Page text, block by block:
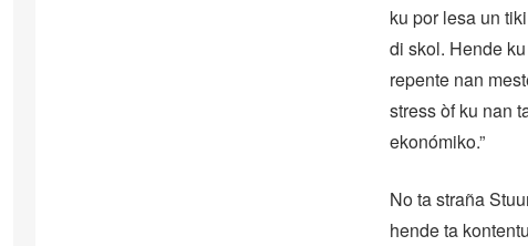
ku por lesa un
di skol. Hende
repente nan
stress òf ku nan
ekonómiko.”
No ta straña
hende ta